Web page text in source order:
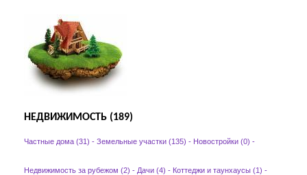
НЕДВИЖИМОСТЬ (189)
Частные дома (31) - Земельные участки (135) - Новостройки (0) -
Недвижимость за рубежом (2) - Дачи (4) - Коттеджи и таунхаусы (1) -